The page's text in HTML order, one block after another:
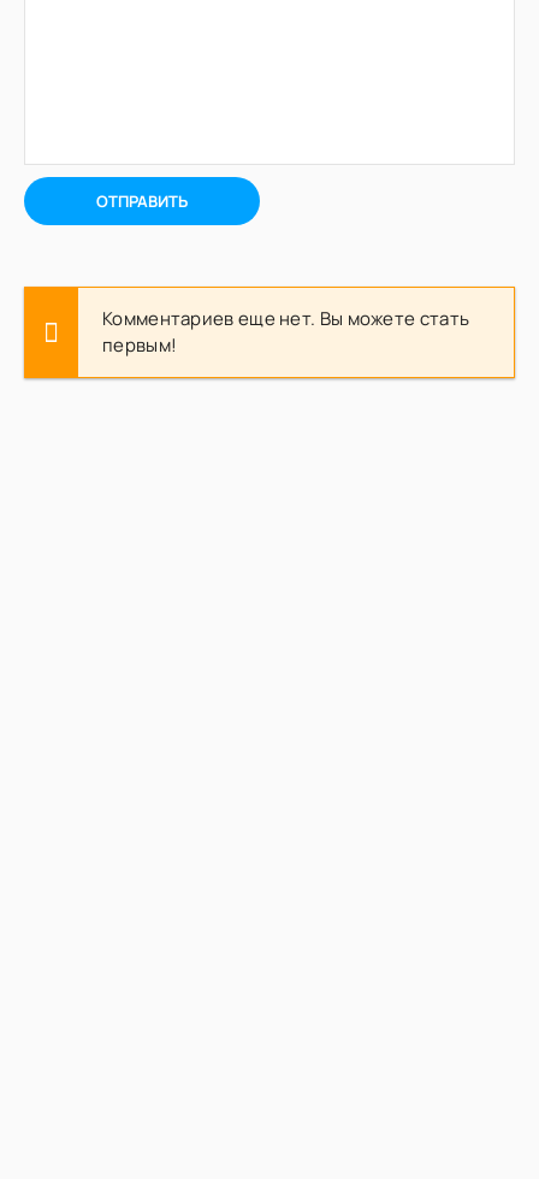
ОТПРАВИТЬ
Комментариев еще нет. Вы можете стать
первым!